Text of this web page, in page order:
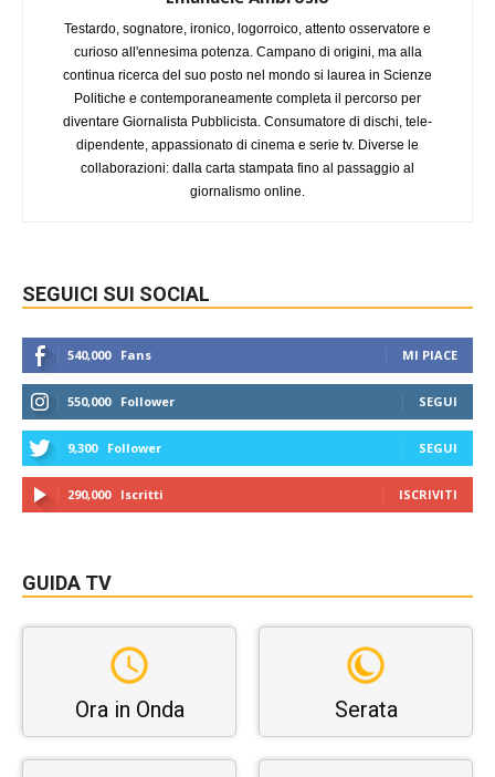
Testardo, sognatore, ironico, logorroico, attento osservatore e
curioso all'ennesima potenza. Campano di origini, ma alla
continua ricerca del suo posto nel mondo si laurea in Scienze
Politiche e contemporaneamente completa il percorso per
diventare Giornalista Pubblicista. Consumatore di dischi, tele-
dipendente, appassionato di cinema e serie tv. Diverse le
collaborazioni: dalla carta stampata fino al passaggio al
giornalismo online.
SEGUICI SUI SOCIAL
540,000 Fans MI PIACE
550,000 Follower SEGUI
9,300 Follower SEGUI
290,000 Iscritti ISCRIVITI
GUIDA TV
Ora in Onda Serata